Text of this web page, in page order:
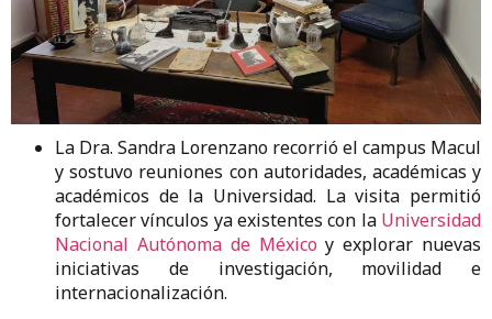
La Dra. Sandra Lorenzano recorrió el campus Macul
y sostuvo reuniones con autoridades, académicas y
académicos de la Universidad. La visita permitió
fortalecer vínculos ya existentes con la Universidad
Nacional Autónoma de México y explorar nuevas
iniciativas de investigación, movilidad e
internacionalización.